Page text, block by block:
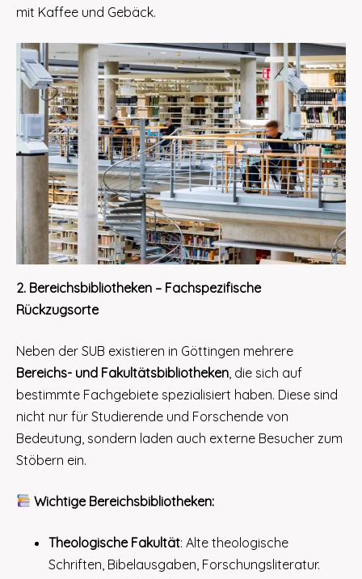
mit Kaffee und Gebäck.
2. Bereichsbibliotheken – Fachspezifische
Rückzugsorte
Neben der SUB existieren in Göttingen mehrere
Bereichs- und Fakultätsbibliotheken , die sich auf
bestimmte Fachgebiete spezialisiert haben. Diese sind
nicht nur für Studierende und Forschende von
Bedeutung, sondern laden auch externe Besucher zum
Stöbern ein.
Wichtige Bereichsbibliotheken:
Theologische Fakultät: Alte theologische
Schriften, Bibelausgaben, Forschungsliteratur.